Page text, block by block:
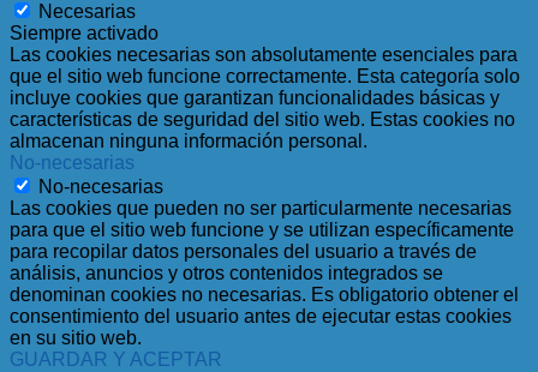
Necesarias
Siempre activado
Las cookies necesarias son absolutamente esenciales para
que el sitio web funcione correctamente. Esta categoría solo
incluye cookies que garantizan funcionalidades básicas y
características de seguridad del sitio web. Estas cookies no
almacenan ninguna información personal.
No-necesarias
No-necesarias
Las cookies que pueden no ser particularmente necesarias
para que el sitio web funcione y se utilizan específicamente
para recopilar datos personales del usuario a través de
análisis, anuncios y otros contenidos integrados se
denominan cookies no necesarias. Es obligatorio obtener el
consentimiento del usuario antes de ejecutar estas cookies
en su sitio web.
GUARDAR Y ACEPTAR